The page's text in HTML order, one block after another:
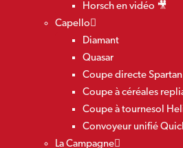
Horsch en vidéo 🎥
Capello
Diamant
Quasar
Coupe directe Spartan
Coupe à céréales
Coupe à tournesol
Convoyeur unifié
La Campagne